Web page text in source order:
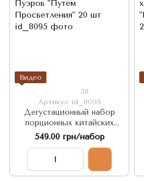
Видео
38
Артикул: id_8095
Дегустационный набор
порционных китайских
Пуэров "Путем
Просветления" 20 шт
549.00 грн/набор